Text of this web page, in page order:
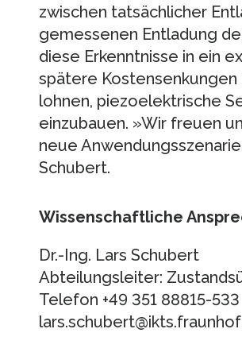
zwischen tatsächlicher
gemessenen Entladung
diese Erkenntnisse in ein
spätere
lohnen, piezoelektrische
einzubauen. »Wir freuen
neue
Schubert.
Wissenschaftliche
Dr.-Ing. Lars Schubert
Abteilungsleiter:
Telefon +49 351 88815-533